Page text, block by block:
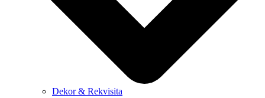
Dekor & Rekvisita